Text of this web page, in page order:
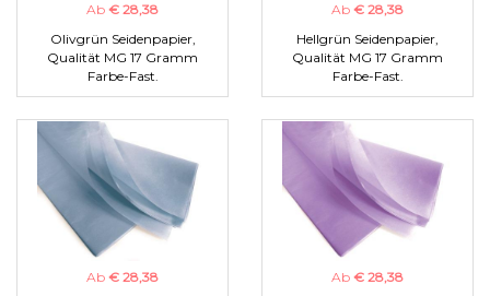
Ab € 28,38
Olivgrün Seidenpapier,
Qualität MG 17 Gramm
Farbe-Fast.
Ab € 28,38
Hellgrün Seidenpapier,
Qualität MG 17 Gramm
Farbe-Fast.
Ab € 28,38
Ab € 28,38